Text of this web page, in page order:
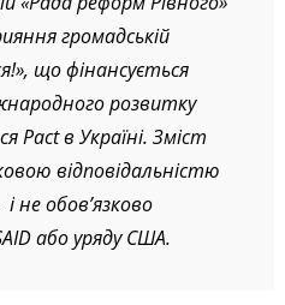
громадській
що фінансується
розвитку
Pact в Україні. Зміст
відповідальністю
не обов’язково
або уряду США.